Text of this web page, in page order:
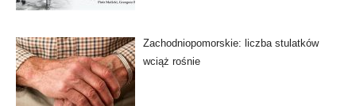
Zachodniopomorskie: liczba stulatków
wciąż rośnie